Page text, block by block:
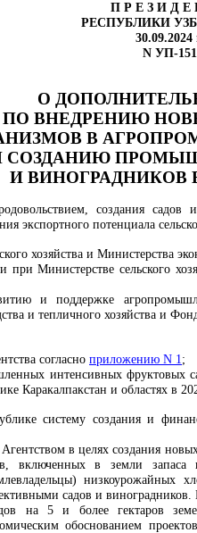
П Р Е З И Д Е
РЕСПУБЛИКИ
30.09.2024
N УП-151
О
ПО ВНЕДРЕНИЮ
В
СОЗДАНИЮ
И ВИНОГРАДНИКОВ
создания
экспортного потенциала
хозяйства и Министерства
Министерстве сельского
и поддержке
и тепличного хозяйства и
согласно приложению N 1;
интенсивных фруктовых
Каракалпакстан и областях в
систему создания и
в целях создания
включенных в земли запаса
садов и виноградников.
на 5 и более гектаров
обоснованием